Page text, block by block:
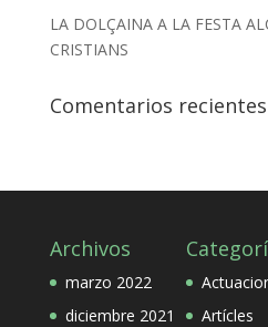
LA DOLÇAINA A LA FESTA
CRISTIANS
Comentarios recientes
Archivos
marzo 2022
diciembre 2021
Artícles